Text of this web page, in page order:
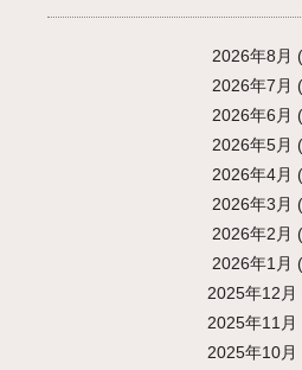
2026年8月
2026年7月
2026年6月
2026年5月
2026年4月
2026年3月
2026年2月
2026年1月
2025年12月
2025年11月
2025年10月